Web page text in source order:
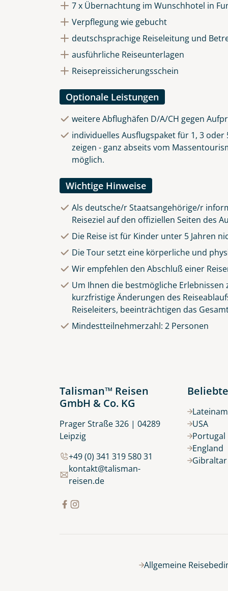
7 x Übernachtung im Wunschhotel in
Verpflegung wie gebucht
deutschsprachige Reiseleitung und
ausführliche Reiseunterlagen
Reisepreissicherungsschein
Optionale Leistungen
weitere Abflughäfen D/A/CH gegen
individuelles Ausflugspaket für 1, 3
zeigen - ganz abseits vom
möglich.
Wichtige Hinweise
Als deutsche/r Staatsangehörige/r
Reiseziel auf den offiziellen Seiten des
Die Reise ist für Kinder unter 5 Jahren
Die Tour setzt eine körperliche und
Wir empfehlen den Abschluß einer
Um Ihnen die bestmögliche
kurzfristige Änderungen des
Reiseleiters, beeinträchtigen das
Mindestteilnehmerzahl: 2 Personen
Talisman™ Reisen
GmbH & Co. KG
Prager Straße 326 | 04289
Leipzig
+49 (0) 341 319 580 31
kontakt@talisman-
reisen.de
USA
Portugal
England
Allgemeine